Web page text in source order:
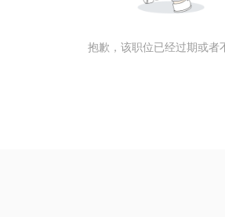
抱歉，该职位已经过期或者